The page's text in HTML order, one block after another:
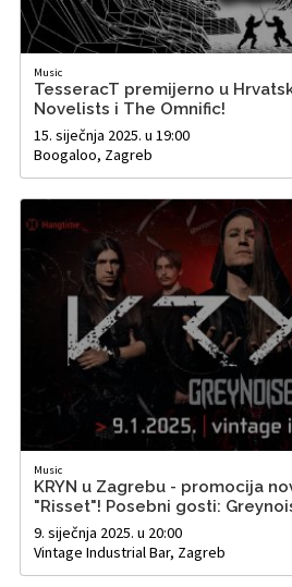
Music
TesseracT premijerno u
Novelists i The Omnific!
15. siječnja 2025. u 19:00
Boogaloo, Zagreb
Music
KRYN u Zagrebu - promocija
"Risset"! Posebni gosti:
9. siječnja 2025. u 20:00
Vintage Industrial Bar, Zagreb